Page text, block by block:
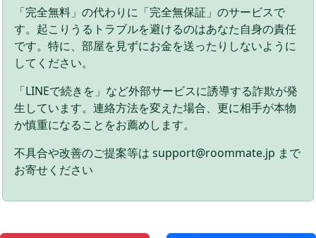
「完全無料」の代わりに「完全無保証」のサービスで
す。起こりうるトラブルを避けるのはあなた自身の責任
です。特に、部屋を見ずにお金を送ったりしないように
してください。
「LINEで続きを」など外部サービスに誘導する詐欺が発
生しています。連絡方法を変えた場合、更に相手が本物
か慎重になることをお薦めします。
不具合や改善のご提案等は support@roommate.jp まで
お寄せください